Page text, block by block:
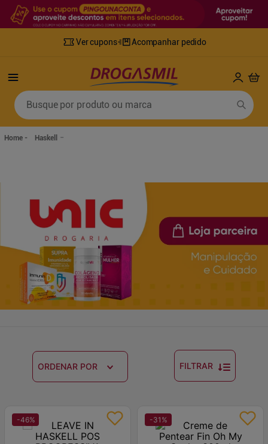
Ver cupons Acompanhar pedido
Busque por produto ou marca
Haskell
ORDENAR POR FILTRAR
-46% -31 %
Termos mais buscados
lenco umedecido
5º desodorante